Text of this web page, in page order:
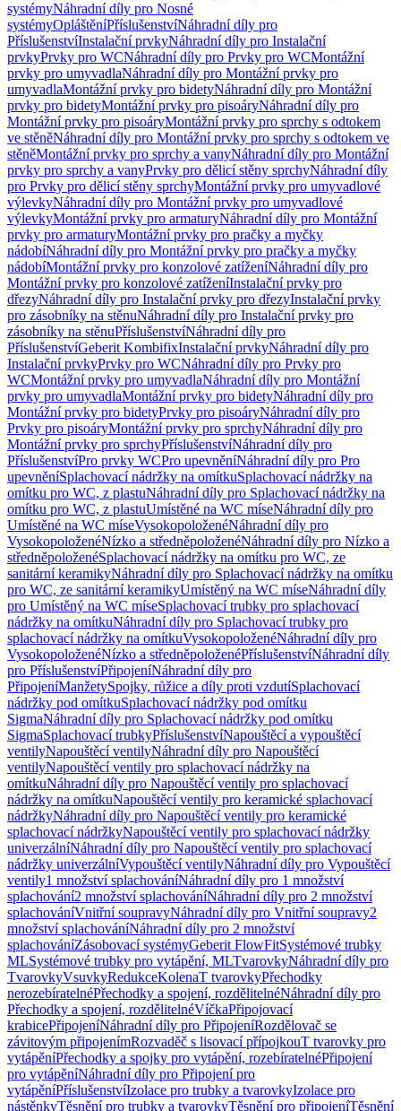
systémyNáhradní díly pro Nosné
systémyOpláštěníPříslušenstvíNáhradní díly pro
PříslušenstvíInstalační prvkyNáhradní díly pro Instalační
prvkyPrvky pro WCNáhradní díly pro Prvky pro WCMontážní
prvky pro umyvadlaNáhradní díly pro Montážní prvky pro
umyvadlaMontážní prvky pro bidetyNáhradní díly pro Montážní
prvky pro bidetyMontážní prvky pro pisoáryNáhradní díly pro
Montážní prvky pro pisoáryMontážní prvky pro sprchy s odtokem
ve stěněNáhradní díly pro Montážní prvky pro sprchy s odtokem ve
stěněMontážní prvky pro sprchy a vanyNáhradní díly pro Montážní
prvky pro sprchy a vanyPrvky pro dělicí stěny sprchyNáhradní díly
pro Prvky pro dělicí stěny sprchyMontážní prvky pro umyvadlové
výlevkyNáhradní díly pro Montážní prvky pro umyvadlové
výlevkyMontážní prvky pro armaturyNáhradní díly pro Montážní
prvky pro armaturyMontážní prvky pro pračky a myčky
nádobíNáhradní díly pro Montážní prvky pro pračky a myčky
nádobíMontážní prvky pro konzolové zatíženíNáhradní díly pro
Montážní prvky pro konzolové zatíženíInstalační prvky pro
dřezyNáhradní díly pro Instalační prvky pro dřezyInstalační prvky
pro zásobníky na stěnuNáhradní díly pro Instalační prvky pro
zásobníky na stěnuPříslušenstvíNáhradní díly pro
PříslušenstvíGeberit KombifixInstalační prvkyNáhradní díly pro
Instalační prvkyPrvky pro WCNáhradní díly pro Prvky pro
WCMontážní prvky pro umyvadlaNáhradní díly pro Montážní
prvky pro umyvadlaMontážní prvky pro bidetyNáhradní díly pro
Montážní prvky pro bidetyPrvky pro pisoáryNáhradní díly pro
Prvky pro pisoáryMontážní prvky pro sprchyNáhradní díly pro
Montážní prvky pro sprchyPříslušenstvíNáhradní díly pro
PříslušenstvíPro prvky WCPro upevněníNáhradní díly pro Pro
upevněníSplachovací nádržky na omítkuSplachovací nádržky na
omítku pro WC, z plastuNáhradní díly pro Splachovací nádržky na
omítku pro WC, z plastuUmístěné na WC míseNáhradní díly pro
Umístěné na WC míseVysokopoloženéNáhradní díly pro
VysokopoloženéNízko a středněpoloženéNáhradní díly pro Nízko a
středněpoloženéSplachovací nádržky na omítku pro WC, ze
sanitární keramikyNáhradní díly pro Splachovací nádržky na omítku
pro WC, ze sanitární keramikyUmístěný na WC míseNáhradní díly
pro Umístěný na WC míseSplachovací trubky pro splachovací
nádržky na omítkuNáhradní díly pro Splachovací trubky pro
splachovací nádržky na omítkuVysokopoloženéNáhradní díly pro
VysokopoloženéNízko a středněpoloženéPříslušenstvíNáhradní díly
pro PříslušenstvíPřipojeníNáhradní díly pro
PřipojeníManžetySpojky, růžice a díly proti vzdutíSplachovací
nádržky pod omítkuSplachovací nádržky pod omítku
SigmaNáhradní díly pro Splachovací nádržky pod omítku
SigmaSplachovací trubkyPříslušenstvíNapouštěcí a vypouštěcí
ventilyNapouštěcí ventilyNáhradní díly pro Napouštěcí
ventilyNapouštěcí ventily pro splachovací nádržky na
omítkuNáhradní díly pro Napouštěcí ventily pro splachovací
nádržky na omítkuNapouštěcí ventily pro keramické splachovací
nádržkyNáhradní díly pro Napouštěcí ventily pro keramické
splachovací nádržkyNapouštěcí ventily pro splachovací nádržky
univerzálníNáhradní díly pro Napouštěcí ventily pro splachovací
nádržky univerzálníVypouštěcí ventilyNáhradní díly pro Vypouštěcí
ventily1 množství splachováníNáhradní díly pro 1 množství
splachování2 množství splachováníNáhradní díly pro 2 množství
splachováníVnitřní soupravyNáhradní díly pro Vnitřní soupravy2
množství splachováníNáhradní díly pro 2 množství
splachováníZásobovací systémyGeberit FlowFitSystémové trubky
MLSystémové trubky pro vytápění, MLTvarovkyNáhradní díly pro
TvarovkyVsuvkyRedukceKolenaT tvarovkyPřechodky
nerozebíratelnéPřechodky a spojení, rozdělitelnéNáhradní díly pro
Přechodky a spojení, rozdělitelnéVíčkaPřipojovací
krabicePřipojeníNáhradní díly pro PřipojeníRozdělovač se
závitovým připojenímRozvaděč s lisovací přípojkouT tvarovky pro
vytápěníPřechodky a spojky pro vytápění, rozebíratelnéPřipojení
pro vytápěníNáhradní díly pro Připojení pro
vytápěníPříslušenstvíIzolace pro trubky a tvarovkyIzolace pro
nástěnkyTěsnění pro trubky a tvarovkyTěsnění pro připojeníTěsnění